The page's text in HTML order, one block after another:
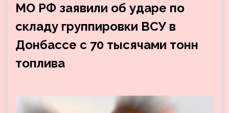
МО РФ заявили об ударе по
складу группировки ВСУ в
Донбассе с 70 тысячами тонн
топлива